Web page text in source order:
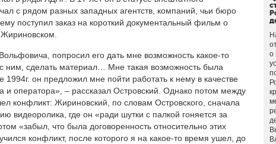
с рядом разных западных агентств, компаний, чьи бюро
поступил заказ на короткий документальный фильм о
попросил его дать мне возможность какое-то
ним, сделать материал… Мне такая возможность была
он предложил мне пойти работать к нему в качестве
и оператора», – рассказал Островский. Однако потом между
конфликт: Жириновский, по словам Островского, сначала
видеоролика, где он «ради шутки с палкой гоняется за
«забыл, что была договоренность относительно этих
конфликт, после которого я на какое-то время ушел, до
о